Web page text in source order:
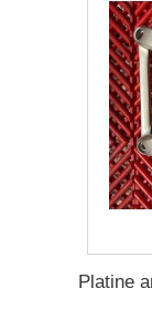
Platine